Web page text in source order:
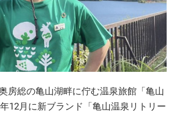
房総の亀山湖畔に佇む温泉旅館「亀山
12月に新ブランド「亀山温泉リトリー